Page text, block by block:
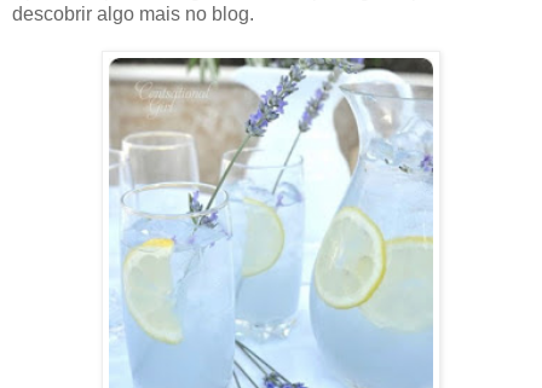
descobrir algo mais no blog.